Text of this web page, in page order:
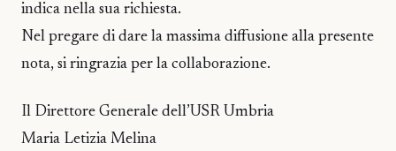
indica nella sua richiesta.
Nel pregare di dare la massima diffusione alla presente
nota, si ringrazia per la collaborazione.
Il Direttore Generale dell’USR Umbria
Maria Letizia Melina